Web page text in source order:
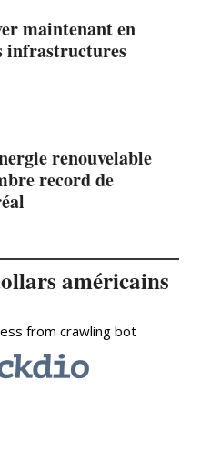
maintenant en
infrastructures
renouvelable
record de
américains